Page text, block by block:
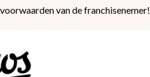
van de franchisenemer!